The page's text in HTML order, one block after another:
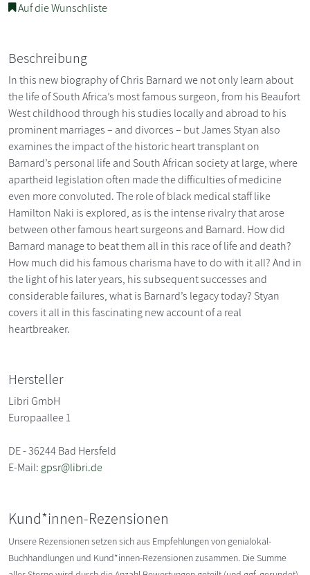
Auf die Wunschliste
Beschreibung
In this new biography of Chris Barnard we not only learn about
the life of South Africa’s most famous surgeon, from his Beaufort
West childhood through his studies locally and abroad to his
prominent marriages – and divorces – but James Styan also
examines the impact of the historic heart transplant on
Barnard’s personal life and South African society at large, where
apartheid legislation often made the difficulties of medicine
even more convoluted. The role of black medical staff like
Hamilton Naki is explored, as is the intense rivalry that arose
between other famous heart surgeons and Barnard. How did
Barnard manage to beat them all in this race of life and death?
How much did his famous charisma have to do with it all? And in
the light of his later years, his subsequent successes and
considerable failures, what is Barnard’s legacy today? Styan
covers it all in this fascinating new account of a real
heartbreaker.
Hersteller
Libri GmbH
Europaallee 1
DE - 36244 Bad Hersfeld
E-Mail: gpsr@libri.de
Kund*innen-Rezensionen
Unsere Rezensionen setzen sich aus Empfehlungen von genialokal-
Buchhandlungen und Kund*innen-Rezensionen zusammen. Die Summe